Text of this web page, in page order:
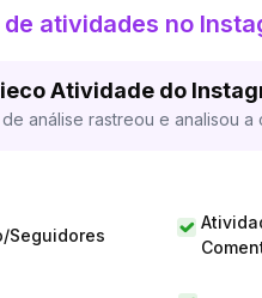
atividades no
Atividade do
análise rastreou e analisou a
Seguidores